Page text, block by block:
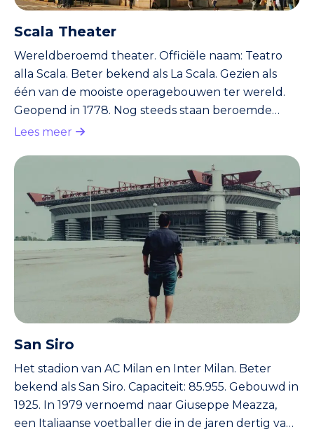
Scala Theater
Wereldberoemd theater. Officiële naam: Teatro
alla Scala. Beter bekend als La Scala. Gezien als
één van de mooiste operagebouwen ter wereld.
Geopend in 1778. Nog steeds staan beroemde
zangers er op de planken, natuurlijk in de beste
aangrenzende pand is een museum, Theatrale.
Hier vind je oude kostuums en decors van
eeuwenoude voorstellingen.
Lees meer
San Siro
Het stadion van AC Milan en Inter Milan. Beter
bekend als San Siro. Capaciteit: 85.955. Gebouwd in
1925. In 1979 vernoemd naar Giuseppe Meazza,
een Italiaanse voetballer die in de jaren dertig van